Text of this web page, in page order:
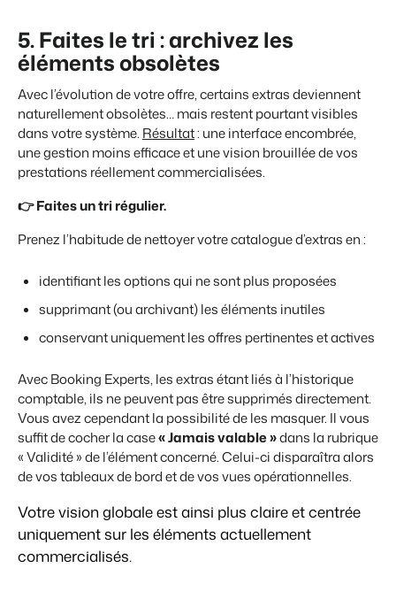
5. Faites le tri : archivez les
éléments obsolètes
Avec l’évolution de votre offre, certains extras deviennent
naturellement obsolètes… mais restent pourtant visibles
dans votre système. Résultat: une interface encombrée,
une gestion moins efficace et une vision brouillée de vos
prestations réellement commercialisées.
👉 Faites un tri régulier.
Prenez l’habitude de nettoyer votre catalogue d’extras en :
identifiant les options qui ne sont plus proposées
supprimant (ou archivant) les éléments inutiles
conservant uniquement les offres pertinentes et actives
AvecBooking Experts, les extras étant liés à l’historique
comptable, ils ne peuvent pas être supprimés directement.
Vous avez cependant la possibilité de les masquer. Il vous
suffit de cocher la case« Jamais valable »dans la rubrique
« Validité » de l’élément concerné. Celui-ci disparaîtra alors
de vos tableaux de bord et de vos vues opérationnelles.
Votre vision globale est ainsi plus claire et centrée
uniquement sur les éléments actuellement
commercialisés.